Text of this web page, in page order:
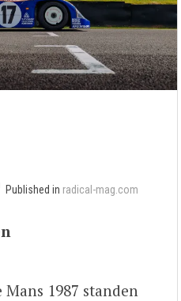
Published in radical-mag.com
1987 standen